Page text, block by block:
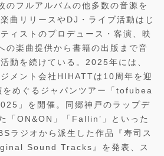
のフルアルバムの他多数の音源を
曲リリースやDJ・ライブ活動はじ
ィストのプロデュース・客演、映
の楽曲提供から書籍の出版まで音
動を続けている。2025年には、
メント会社HIHATTは10周年を迎
をめぐるジャパンツアー「tofubea
」を開催。同郷神戸のラップデ
「ON&ON」「Fallin’」といった
ラジオから派生した作品『寿司ス
Sound Tracks』を発表、ス